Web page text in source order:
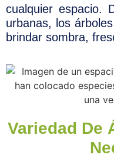
cualquier espacio.
urbanas, los
brindar sombra,
Variedad De